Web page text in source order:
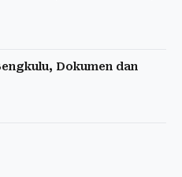
Dokumen dan